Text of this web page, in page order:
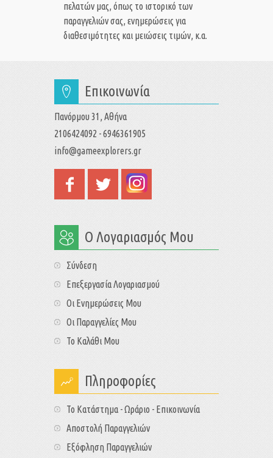
πελατών μας, όπως το ιστορικό των
παραγγελιών σας, ενημερώσεις για
διαθεσιμότητες και μειώσεις τιμών, κ.α.
Επικοινωνία
Πανόρμου 31, Αθήνα
2106424092 - 6946361905
info@gameexplorers.gr
Ο Λογαριασμός Μου
Σύνδεση
Επεξεργασία Λογαριασμού
Οι Ενημερώσεις Μου
Οι Παραγγελίες Μου
Το Καλάθι Μου
Πληροφορίες
Το Κατάστημα - Ωράριο - Επικοινωνία
Αποστολή Παραγγελιών
Εξόφληση Παραγγελιών